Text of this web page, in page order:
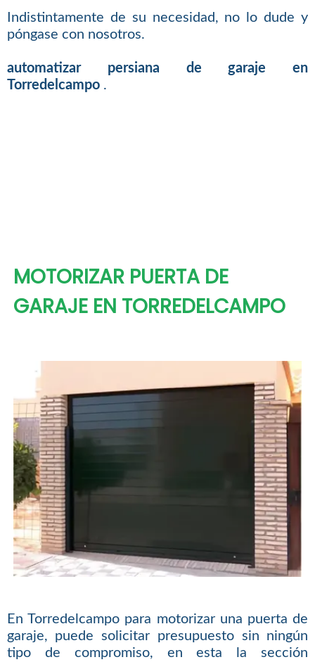
Indistintamente de su necesidad, no lo dude y
póngase con nosotros.
automatizar persiana de garaje en
Torredelcampo .
MOTORIZAR PUERTA DE
GARAJE EN TORREDELCAMPO
En Torredelcampo para motorizar una puerta de
garaje, puede solicitar presupuesto sin ningún
tipo de compromiso, en esta la sección